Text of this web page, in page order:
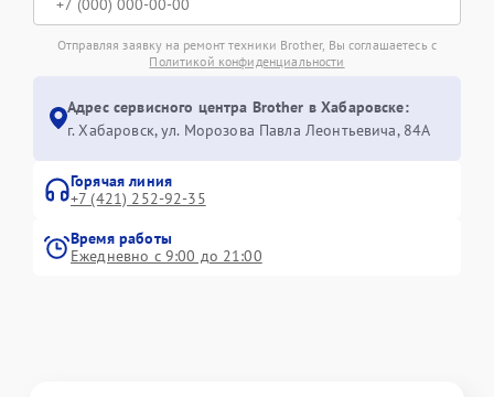
Отправляя заявку на ремонт техники Brother, Вы соглашаетесь с
Политикой конфиденциальности
Адрес сервисного центра Brother в Хабаровске:
г. Хабаровск, ул. Морозова Павла Леонтьевича, 84А
Горячая линия
+7 (421) 252-92-35
Время работы
Ежедневно с 9:00 до 21:00